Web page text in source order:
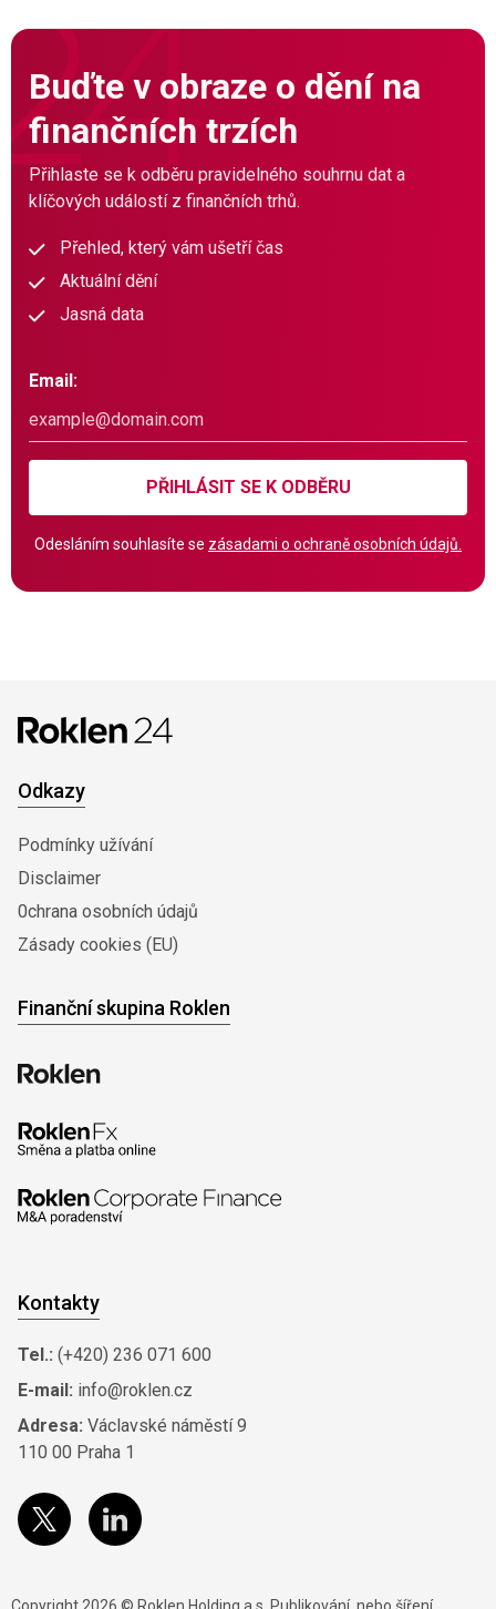
Buďte v obraze o dění na
finančních trzích
Přihlaste se k odběru pravidelného souhrnu dat a
klíčových událostí z finančních trhů.
Přehled, který vám ušetří čas
Aktuální dění
Jasná data
Email:
PŘIHLÁSIT SE K ODBĚRU
Odesláním souhlasíte se zásadami o ochraně osobních údajů.
Odkazy
Podmínky užívání
Disclaimer
0chrana osobních údajů
Zásady cookies (EU)
Finanční skupina Roklen
Kontakty
Tel.: (+420) 236 071 600
E-mail: info@roklen.cz
Adresa: Václavské náměstí 9
110 00 Praha 1
Copyright 2026 © Roklen Holding a.s. Publikování, nebo šíření